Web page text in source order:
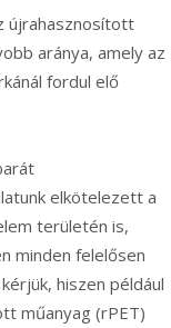
újrahasznosított
aránya, amely az
fordul elő
elkötelezett a
területén is,
minden felelősen
hiszen például
műanyag (rPET)